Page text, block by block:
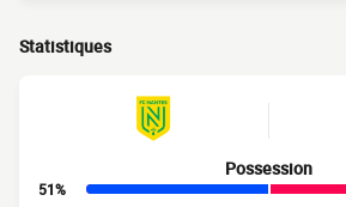
Statistiques
Possession
51%